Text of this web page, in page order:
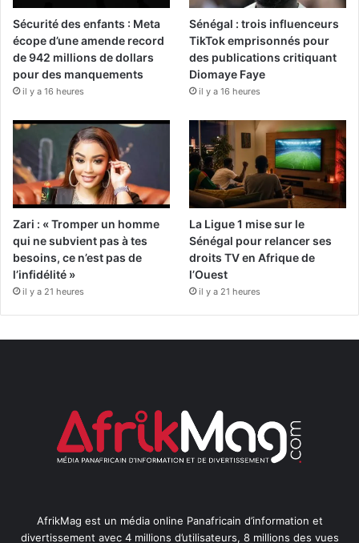
Sécurité des enfants : Meta
écope d’une amende record
de 942 millions de dollars
pour des manquements
il y a 16 heures
Sénégal : trois influenceurs
TikTok emprisonnés pour
des publications critiquant
Diomaye Faye
il y a 16 heures
Zari : « Tromper un homme
qui ne subvient pas à tes
besoins, ce n’est pas de
l’infidélité »
il y a 21 heures
La Ligue 1 mise sur le
Sénégal pour relancer ses
droits TV en Afrique de
l’Ouest
il y a 21 heures
AfrikMag est un média online Panafricain d’information et
divertissement avec 4 millions d’utilisateurs, 8 millions des vues